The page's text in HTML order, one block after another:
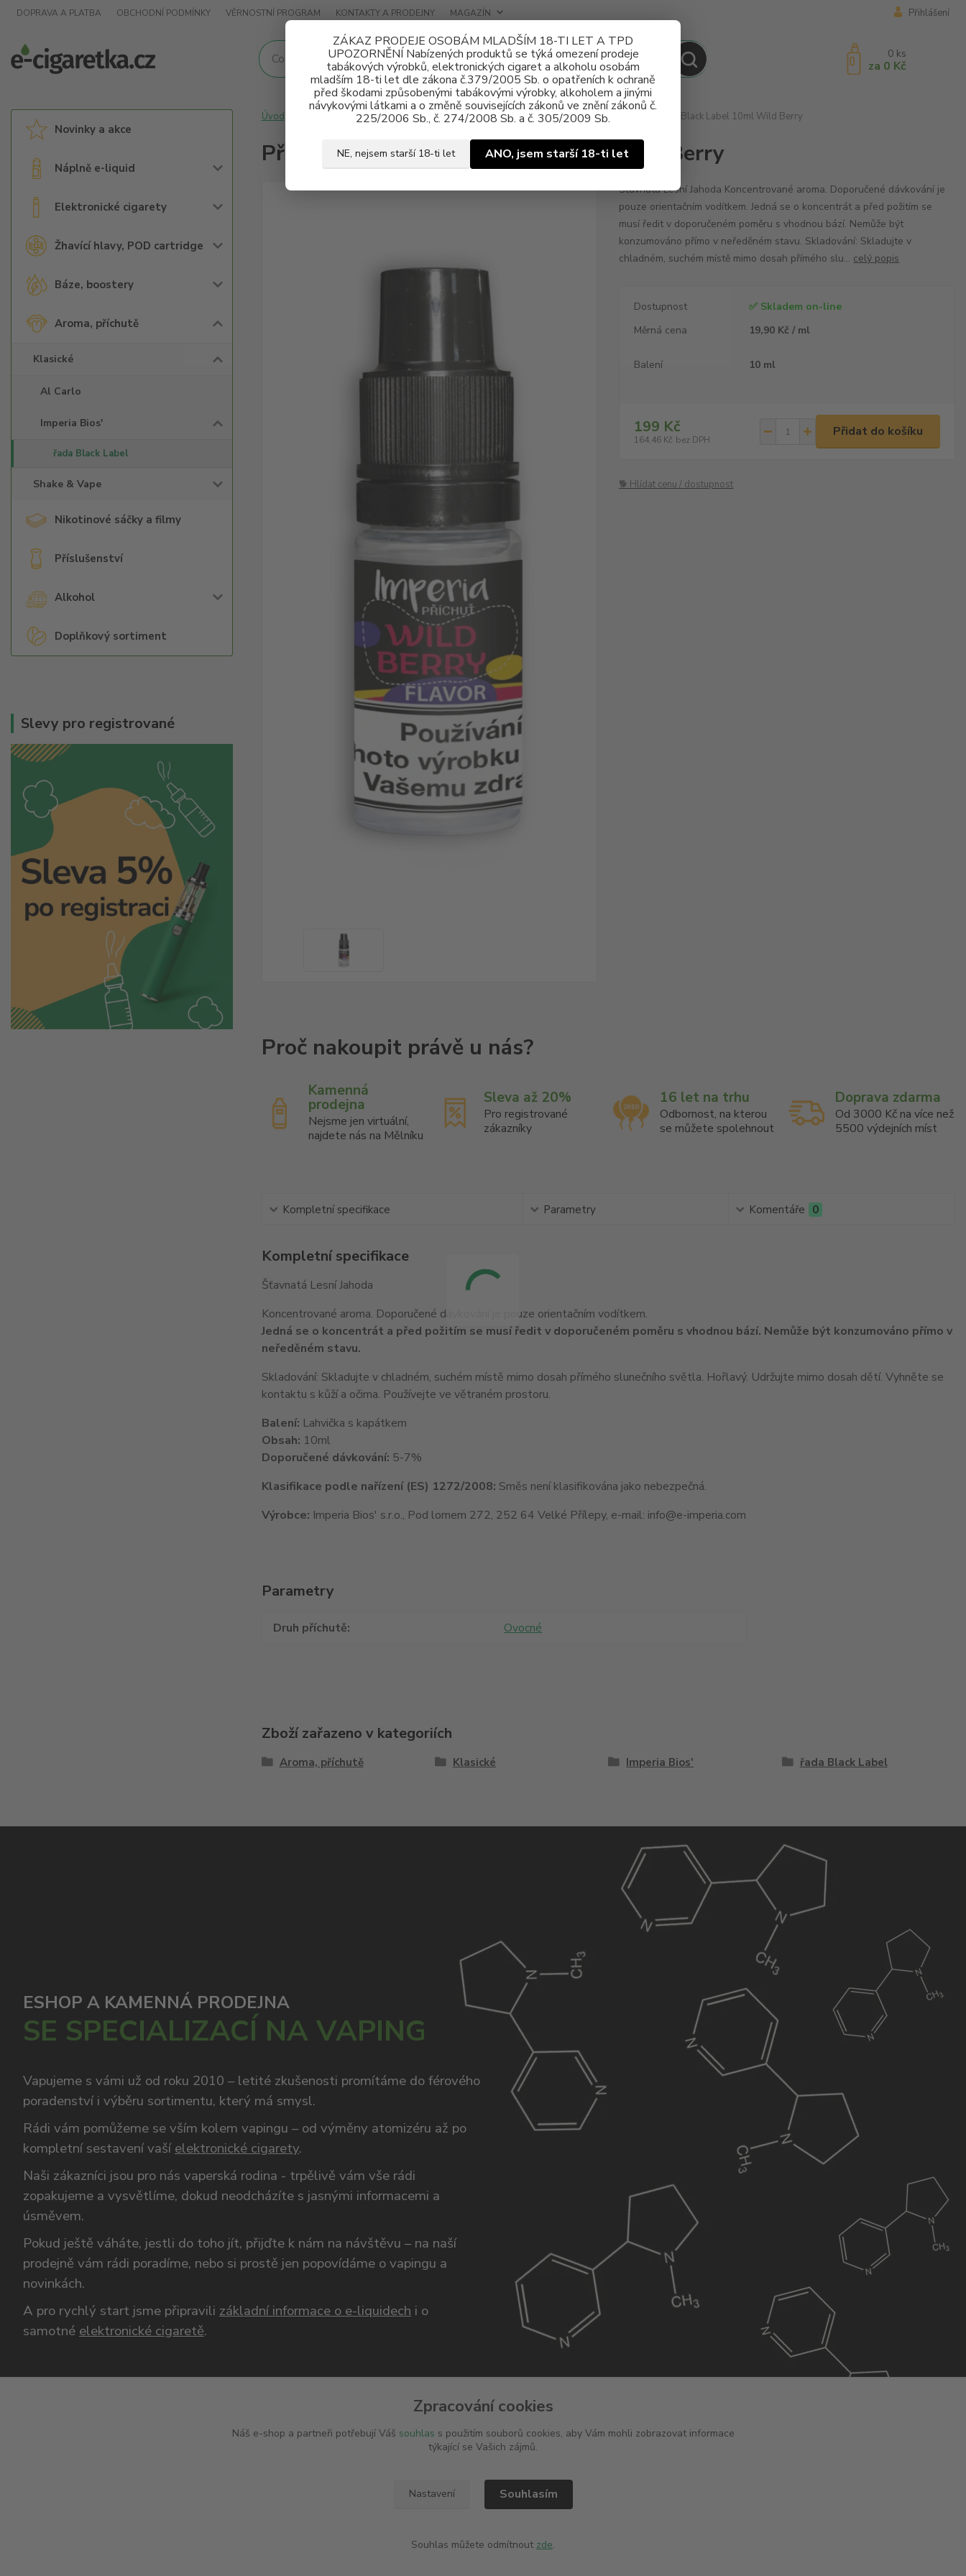
ZÁKAZ PRODEJE OSOBÁM MLADŠÍM 18-TI LET A TPD
UPOZORNĚNÍ Nabízených produktů se týká omezení prodeje
tabákových výrobků, elektronických cigaret a alkoholu osobám
mladším 18-ti let dle zákona č.379/2005 Sb. o opatřeních k ochraně
před škodami způsobenými tabákovými výrobky, alkoholem a jinými
návykovými látkami a o změně souvisejících zákonů ve znění zákonů č.
225/2006 Sb., č. 274/2008 Sb. a č. 305/2009 Sb.
NE, nejsem starší 18-ti let ANO, jsem starší 18-ti let
DOPRAVA A PLATBA OBCHODNÍ PODMÍNKY VĚRNOSTNÍ PROGRAM KONTAKTY A PRODEJNY MAGAZÍN Přihlášení
0 ks
za 0 Kč
Novinky a akce
Náplně e-liquid
Elektronické cigarety
Žhavící hlavy, POD cartridge
Báze, boostery
Aroma, příchutě
Klasické
Al Carlo
Imperia Bios'
řada Black Label
Shake & Vape
Nikotinové sáčky a filmy
Příslušenství
Alkohol
Doplňkový sortiment
Slevy pro registrované
Úvod Aroma, příchutě Klasické Imperia Bios' řada Black Label Příchuť IMPERIA Black Label 10ml Wild Berry
Příchuť IMPERIA Black Label 10ml Wild Berry
Šťavnatá Lesní Jahoda Koncentrované aroma. Doporučené dávkování je
pouze orientačním vodítkem. Jedná se o koncentrát a před požitím se
musí ředit v doporučeném poměru s vhodnou bází. Nemůže být
konzumováno přímo v neředěném stavu. Skladování: Skladujte v
chladném, suchém místě mimo dosah přímého slu... celý popis
Dostupnost
✅ Skladem on-line
Měrná cena
19,90 Kč / ml
Balení 10 ml
199 Kč
164,46 Kč bez DPH
Přidat do košíku
🐕 Hlídat cenu / dostupnost
Kamenná
prodejna
Nejsme jen virtuální,
najdete nás na Mělníku
Sleva až 20%
Pro registrované
zákazníky
16 let na trhu
Odbornost, na kterou
se můžete spolehnout
Doprava zdarma
Od 3000 Kč na více než
5500 výdejních míst
Kompletní specifikace Parametry Komentáře 0
Kompletní specifikace
Šťavnatá Lesní Jahoda
Koncentrované aroma. Doporučené dávkování je pouze orientačním vodítkem.
Jedná se o koncentrát a před požitím se musí ředit v doporučeném poměru s vhodnou bází. Nemůže být konzumováno přímo v
neředěném stavu.
Skladování: Skladujte v chladném, suchém místě mimo dosah přímého slunečního světla. Hořlavý. Udržujte mimo dosah dětí. Vyhněte se
kontaktu s kůží a očima. Používejte ve větraném prostoru.
Balení: Lahvička s kapátkem
Obsah: 10ml
Doporučené dávkování: 5-7%
Klasifikace podle nařízení (ES) 1272/2008: Směs není klasifikována jako nebezpečná.
Výrobce: Imperia Bios' s.r.o., Pod lomem 272, 252 64 Velké Přílepy, e-mail: info@e-imperia.com
Parametry
Druh příchutě Ovocné
Zboží zařazeno v kategoriích
Aroma, příchutě Klasické Imperia Bios' řada Black Label
ESHOP A KAMENNÁ PRODEJNA
SE SPECIALIZACÍ NA VAPING
Vapujeme s vámi už od roku 2010 – letité zkušenosti promítáme do férového
poradenství i výběru sortimentu, který má smysl.
Rádi vám pomůžeme se vším kolem vapingu – od výměny atomizéru až po
kompletní sestavení vaší elektronické cigarety.
Naši zákazníci jsou pro nás vaperská rodina - trpělivě vám vše rádi
zopakujeme a vysvětlíme, dokud neodcházíte s jasnými informacemi a
úsměvem.
Pokud ještě váháte, jestli do toho jít, přijďte k nám na návštěvu – na naší
prodejně vám rádi poradíme, nebo si prostě jen popovídáme o vapingu a
novinkách.
A pro rychlý start jsme připravili základní informace o e-liquidech i o
samotné elektronické cigaretě.
DŮLEŽITÉ INFORMACE
INFORMACE PRO
Zpracování cookies
Náš e-shop a partneři potřebují Váš souhlas s použitím souborů cookies, aby Vám mohli zobrazovat informace
týkající se Vašich zájmů.
Nastavení Souhlasím
Souhlas můžete odmítnout zde.